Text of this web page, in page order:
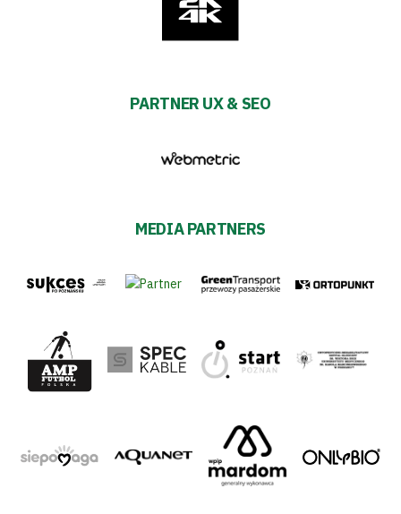
PARTNER UX & SEO
MEDIA PARTNERS